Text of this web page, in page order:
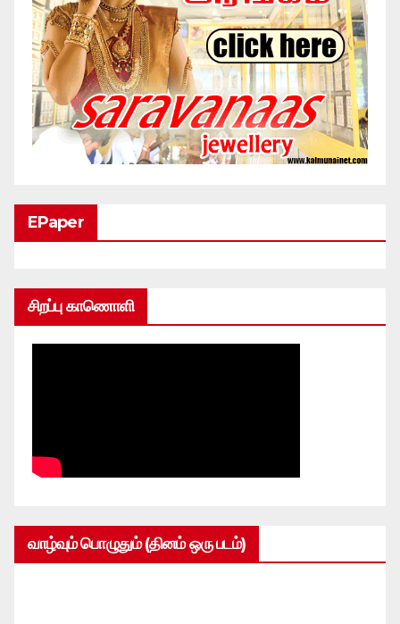
EPaper
சிறப்பு காணொளி
வாழ்வும் பொழுதும் (தினம் ஒரு படம்)